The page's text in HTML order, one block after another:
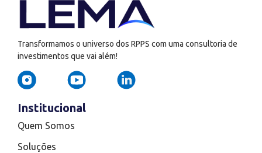
Transformamos o universo dos RPPS com uma consultoria de
investimentos que vai além!
Institucional
Quem Somos
Soluções